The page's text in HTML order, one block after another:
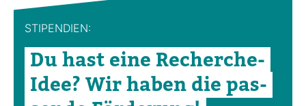
STI­PEN­DIEN:
Du hast eine Recherche-​
Idee? Wir haben die pas­